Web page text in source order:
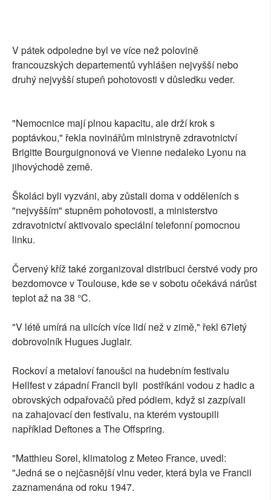
V pátek odpoledne byl ve více než polovině
francouzských departementů vyhlášen nejvyšší nebo
druhý nejvyšší stupeň pohotovosti v důsledku veder.
"Nemocnice mají plnou kapacitu, ale drží krok s
poptávkou," řekla novinářům ministryně zdravotnictví
Brigitte Bourguignonová ve Vienne nedaleko Lyonu na
jihovýchodě země.
Školáci byli vyzváni, aby zůstali doma v odděleních s
"nejvyšším" stupněm pohotovosti, a ministerstvo
zdravotnictví aktivovalo speciální telefonní pomocnou
linku.
Červený kříž také zorganizoval distribuci čerstvé vody pro
bezdomovce v Toulouse, kde se v sobotu očekává nárůst
teplot až na 38 °C.
"V létě umírá na ulicích více lidí než v zimě," řekl 67letý
dobrovolník Hugues Juglair.
Rockoví a metaloví fanoušci na hudebním festivalu
Hellfest v západní Francii byli postříkáni vodou z hadic a
obrovských odpařovačů před pódiem, když si zazpívali
na zahajovací den festivalu, na kterém vystoupili
například Deftones a The Offspring.
"Matthieu Sorel, klimatolog z Meteo France, uvedl:
"Jedná se o nejčasnější vlnu veder, která byla ve Francii
zaznamenána od roku 1947.